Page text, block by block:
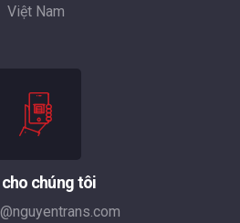
Việt Nam
cho chúng tôi